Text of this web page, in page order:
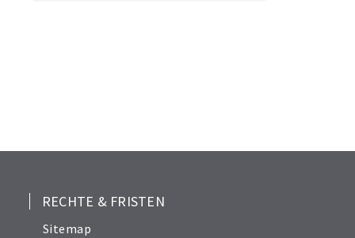
RECHTE & FRISTEN
Sitemap